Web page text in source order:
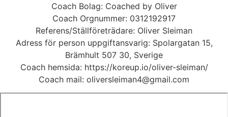
Coach Bolag: Coached by Oliver
Coach Orgnummer: 0312192917
Referens/Ställföreträdare: Oliver Sleiman
Adress för person uppgiftansvarig: Spolargatan 15,
Brämhult 507 30, Sverige
Coach hemsida: https://koreup.io/oliver-sleiman/
Coach mail: oliversleiman4@gmail.com